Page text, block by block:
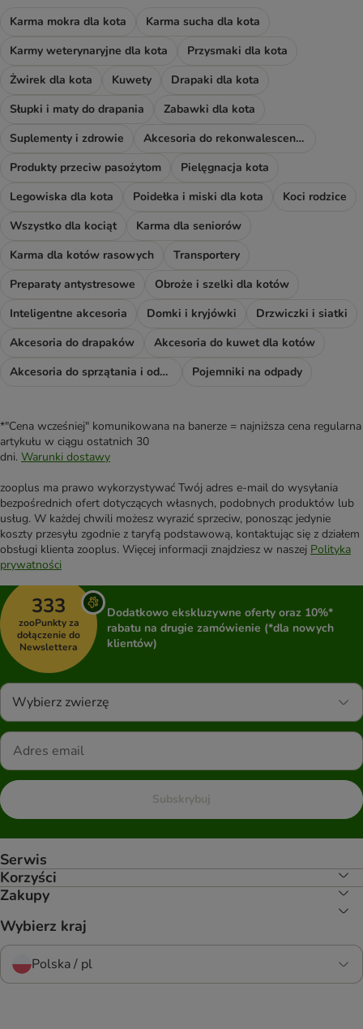
Karma mokra dla kota
Karma sucha dla kota
Karmy weterynaryjne dla kota
Przysmaki dla kota
Żwirek dla kota
Kuwety
Drapaki dla kota
Słupki i maty do drapania
Zabawki dla kota
Suplementy i zdrowie
Akcesoria do rekonwalescencji
Produkty przeciw pasożytom
Pielęgnacja kota
Legowiska dla kota
Poidełka i miski dla kota
Koci rodzice
Wszystko dla kociąt
Karma dla seniorów
Karma dla kotów rasowych
Transportery
Preparaty antystresowe
Obroże i szelki dla kotów
Inteligentne akcesoria
Domki i kryjówki
Drzwiczki i siatki
Akcesoria do drapaków
Akcesoria do kuwet dla kotów
Akcesoria do sprzątania i odświeżacze
Pojemniki na odpady
*"Cena wcześniej" komunikowana na banerze = najniższa cena regularna
artykułu w ciągu ostatnich 30
dni. Warunki dostawy
zooplus ma prawo wykorzystywać Twój adres e-mail do wysyłania
bezpośrednich ofert dotyczących własnych, podobnych produktów lub
usług. W każdej chwili możesz wyrazić sprzeciw, ponosząc jedynie
koszty przesyłu zgodnie z taryfą podstawową, kontaktując się z działem
obsługi klienta zooplus. Więcej informacji znajdziesz w naszej Polityka
prywatności
333
zooPunkty za
dołączenie do
Newslettera
Dodatkowo ekskluzywne oferty oraz 10%*
rabatu na drugie zamówienie (*dla nowych
klientów)
Wybierz zwierzę
Subskrybuj
Serwis
Korzyści
Zakupy
Wybierz kraj
Polska / pl